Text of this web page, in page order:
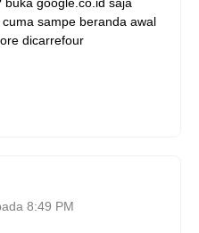
buka google.co.id saja
sampe beranda awal
dicarrefour
8:49 PM